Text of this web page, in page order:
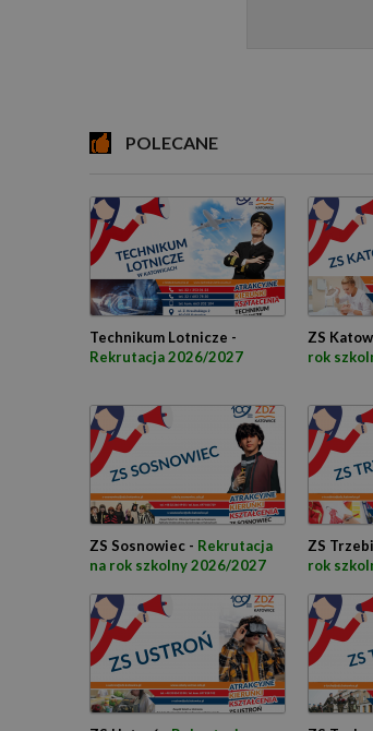
POLECANE
Technikum Lotnicze -
Rekrutacja 2026/2027
ZS
rok
ZS Sosnowiec - Rekrutacja
na rok szkolny 2026/2027
ZS
rok